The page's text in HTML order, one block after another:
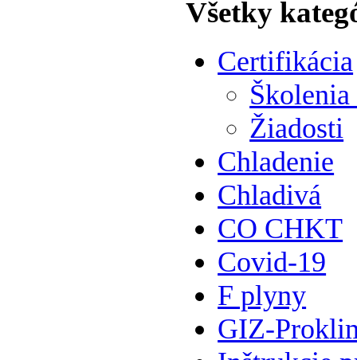
Všetky
Certifikácia
Žiadosti
Chladenie
Chladivá
CO CHKT
Covid-19
F plyny
GIZ-